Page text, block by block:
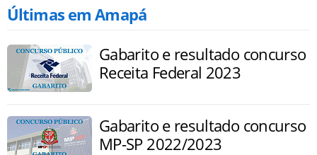
Últimas em Amapá
Gabarito e resultado concurso
Receita Federal 2023
Gabarito e resultado concurso
MP-SP 2022/2023